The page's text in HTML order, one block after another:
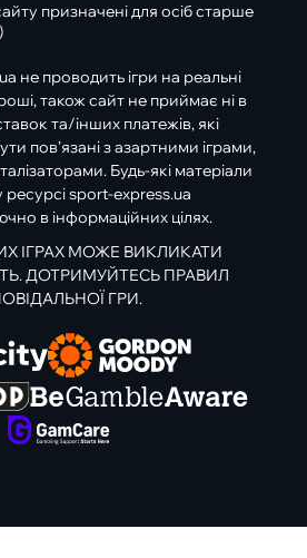
призначені для осіб старше
не проводить ігри на реальні
також сайт не приймає ні в
та/інших платежів, які
пов’язані з азартними іграми,
Будь-які матеріали
sport-express.ua
в інформаційних цілях.
ІГРАХ МОЖЕ ВИКЛИКАТИ
ДОТРИМУЙТЕСЬ ПРАВИЛ
ГРИ.